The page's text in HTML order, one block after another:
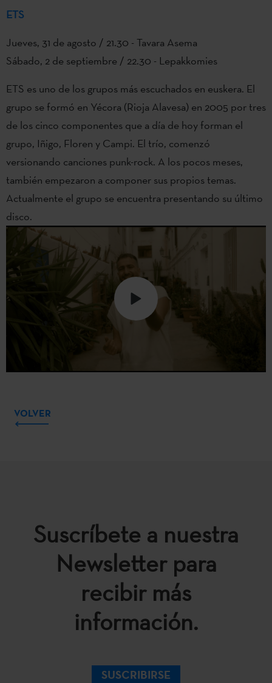
ETS
Jueves, 31 de agosto / 21.30 - Tavara Asema
Sábado, 2 de septiembre / 22.30 - Lepakkomies
ETS es uno de los grupos más escuchados en euskera. El
grupo se formó en Yécora (Rioja Alavesa) en 2005 por tres
de los cinco componentes que a día de hoy forman el
grupo, Iñigo, Floren y Campi. El trío, comenzó
versionando canciones punk-rock. A los pocos meses,
también empezaron a componer sus propios temas.
Actualmente el grupo se encuentra presentando su último
disco.
VOLVER
Suscríbete a nuestra
Newsletter para
recibir más
información.
SUSCRIBIRSE